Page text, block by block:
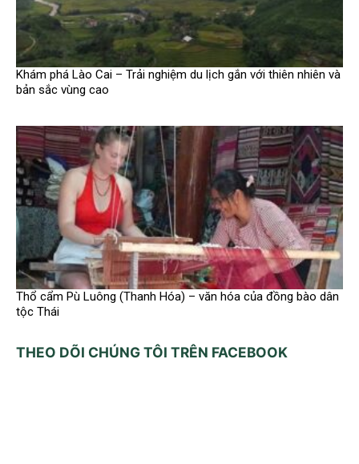
Khám phá Lào Cai – Trải nghiệm du lịch gắn với thiên nhiên và
bản sắc vùng cao
Thổ cẩm Pù Luông (Thanh Hóa) – văn hóa của đồng bào dân
tộc Thái
THEO DÕI CHÚNG TÔI TRÊN FACEBOOK